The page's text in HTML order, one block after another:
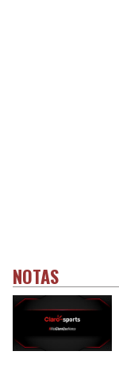
NOTAS